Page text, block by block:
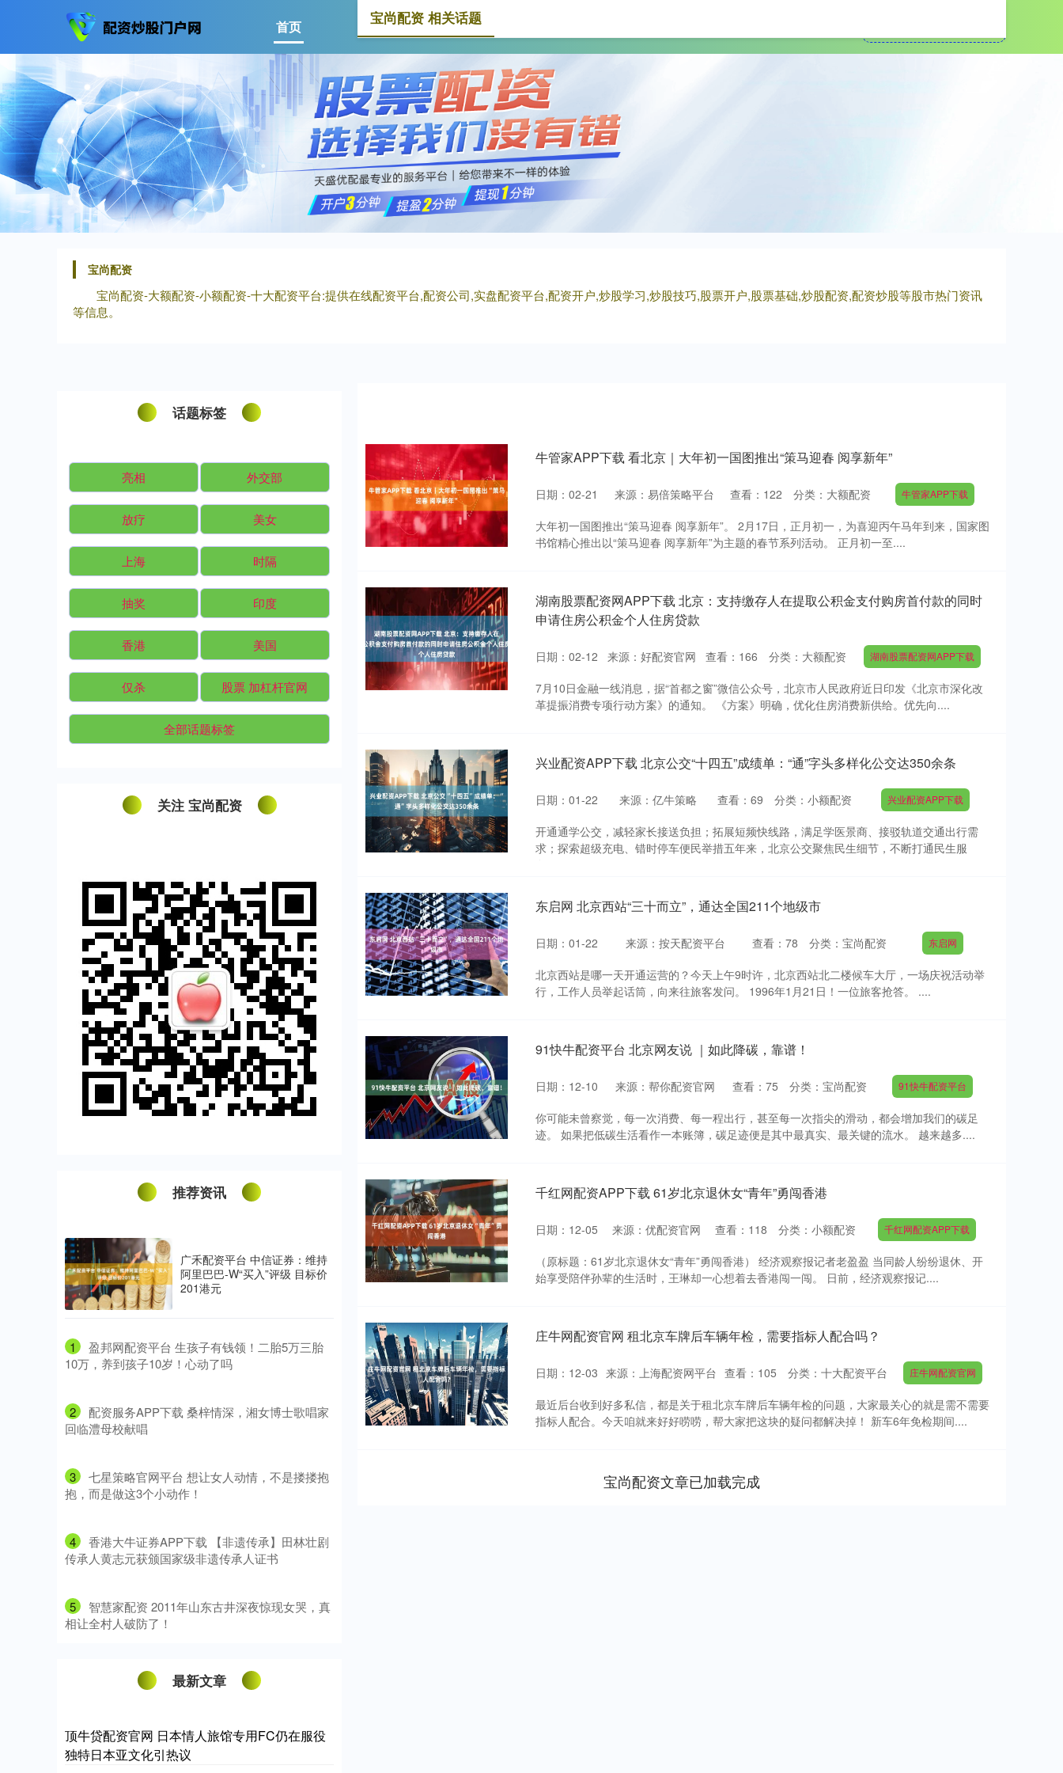
首页 宝尚配资 大额配资
宝尚配资
宝尚配资-大额配资-小额配资-十大配资平台:提供在线配资平台,配资公司,实盘配资平台,配资开户,炒股学习,炒股技巧,股票开户,股票基础,炒股配资,配资炒股等股市热门资讯
等信息。
宝尚配资 相关话题
牛管家APP下载 看北京｜大年初一国图推出“策马迎春 阅享新年”
日期：02-21 来源：易倍策略平台 查看： 122 分类： 大额配资 牛管家APP下载
大年初一国图推出“策马迎春 阅享新年”。 2月17日，正月初一，为喜迎丙午马年到来，国家图
书馆精心推出以“策马迎春 阅享新年”为主题的春节系列活动。 正月初一至....
湖南股票配资网APP下载 北京：支持缴存人在提取公积金支付购房首付款的同时
申请住房公积金个人住房贷款
日期：02-12 来源：好配资官网 查看： 166 分类： 大额配资 湖南股票配资网APP下载
7月10日金融一线消息，据“首都之窗”微信公众号，北京市人民政府近日印发《北京市深化改
革提振消费专项行动方案》的通知。 《方案》明确，优化住房消费新供给。优先向....
兴业配资APP下载 北京公交“十四五”成绩单：“通”字头多样化公交达350余条
日期：01-22 来源：亿牛策略 查看： 69 分类： 小额配资 兴业配资APP下载
开通通学公交，减轻家长接送负担；拓展短频快线路，满足学医景商、接驳轨道交通出行需
求；探索超级充电、错时停车便民举措五年来，北京公交聚焦民生细节，不断打通民生服
东启网 北京西站“三十而立”，通达全国211个地级市
日期：01-22 来源：按天配资平台 查看： 78 分类： 宝尚配资 东启网
北京西站是哪一天开通运营的？今天上午9时许，北京西站北二楼候车大厅，一场庆祝活动举
行，工作人员举起话筒，向来往旅客发问。 1996年1月21日！一位旅客抢答。 ....
91快牛配资平台 北京网友说 ｜如此降碳，靠谱！
日期：12-10 来源：帮你配资官网 查看： 75 分类： 宝尚配资 91快牛配资平台
你可能未曾察觉，每一次消费、每一程出行，甚至每一次指尖的滑动，都会增加我们的碳足
迹。 如果把低碳生活看作一本账簿，碳足迹便是其中最真实、最关键的流水。 越来越多....
千红网配资APP下载 61岁北京退休女“青年”勇闯香港
日期：12-05 来源：优配资官网 查看： 118 分类： 小额配资 千红网配资APP下载
（原标题：61岁北京退休女“青年”勇闯香港） 经济观察报记者老盈盈 当同龄人纷纷退休、开
始享受陪伴孙辈的生活时，王琳却一心想着去香港闯一闯。 日前，经济观察报记....
庄牛网配资官网 租北京车牌后车辆年检，需要指标人配合吗？
日期：12-03 来源：上海配资网平台 查看： 105 分类： 十大配资平台 庄牛网配资官网
最近后台收到好多私信，都是关于租北京车牌后车辆年检的问题，大家最关心的就是需不需要
指标人配合。今天咱就来好好唠唠，帮大家把这块的疑问都解决掉！ 新车6年免检期间....
宝尚配资文章已加载完成
话题标签
亮相 外交部
放疗 美女
上海 时隔
抽奖 印度
香港 美国
仅杀 股票 加杠杆官网
全部话题标签
关注 宝尚配资
推荐资讯
广禾配资平台 中信证券：维持
阿里巴巴-W“买入”评级 目标价
201港元
1
​盈邦网配资平台 生孩子有钱领！二胎5万三胎
10万，养到孩子10岁！心动了吗
2
​配资服务APP下载 桑梓情深，湘女博士歌唱家
回临澧母校献唱
3
​七星策略官网平台 想让女人动情，不是搂搂抱
抱，而是做这3个小动作！
4
​香港大牛证券APP下载 【非遗传承】田林壮剧
传承人黄志元获颁国家级非遗传承人证书
5
​智慧家配资 2011年山东古井深夜惊现女哭，真
相让全村人破防了！
最新文章
顶牛贷配资官网 日本情人旅馆专用FC仍在服役
独特日本亚文化引热议